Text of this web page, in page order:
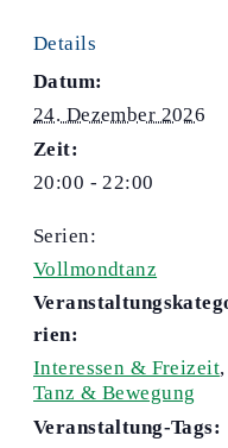
Details
Datum:
24. Dezember 2026
Zeit:
20:00 - 22:00
Serien:
Vollmondtanz
rien:
Interessen & Freizeit,
Tanz & Bewegung
Veranstaltung-Tags: